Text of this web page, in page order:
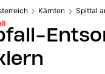
Kärnten
Spittal